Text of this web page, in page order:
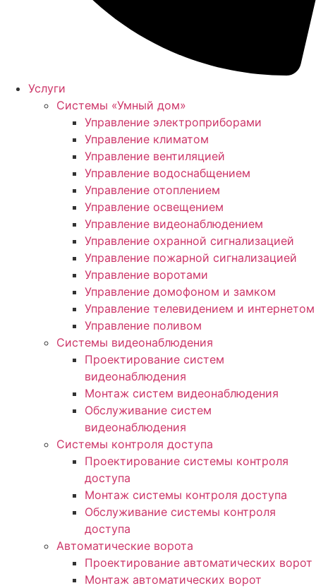
Услуги
Системы «Умный дом»
Управление электроприборами
Управление климатом
Управление вентиляцией
Управление водоснабщением
Управление отоплением
Управление освещением
Управление видеонаблюдением
Управление охранной сигнализацией
Управление пожарной сигнализацией
Управление воротами
Управление домофоном и замком
Управление телевидением и интернетом
Управление поливом
Системы видеонаблюдения
Проектирование систем
видеонаблюдения
Монтаж систем видеонаблюдения
Обслуживание систем
видеонаблюдения
Системы контроля доступа
Проектирование системы контроля
доступа
Монтаж системы контроля доступа
Обслуживание системы контроля
доступа
Автоматические ворота
Проектирование автоматических ворот
Монтаж автоматических ворот